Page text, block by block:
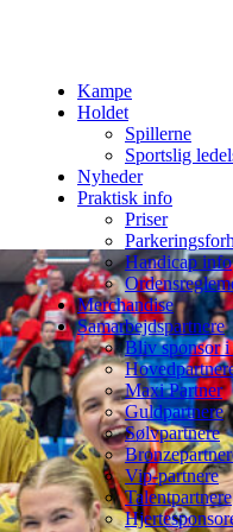
Kampe
Holdet
Spillerne
Sportslig
Nyheder
Praktisk info
Priser
Handicap info
Merchandise
Samarbejdspartnere
Bliv sponsor i
Maxi Partner
Guldpartnere
Sølvpartnere
Vip-partnere
Talentpartnere